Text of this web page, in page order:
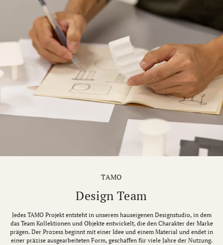
TAMO
Design Team
Jedes TAMO Projekt entsteht in unserem hauseigenen Designstudio, in dem
das Team Kollektionen und Objekte entwickelt, die den Charakter der Marke
prägen. Der Prozess beginnt mit einer Idee und einem Material und endet in
einer präzise ausgearbeiteten Form, geschaffen für viele Jahre der Nutzung.